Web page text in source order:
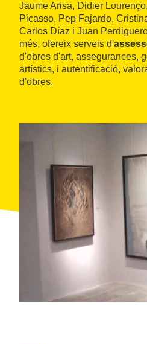
Jaume Arisa, Didier
Picasso, Pep Fajardo,
Carlos Díaz i Juan
més, ofereix serveis d'
d'obres d'art, assegurances,
artístics, i autentificació,
d'obres.